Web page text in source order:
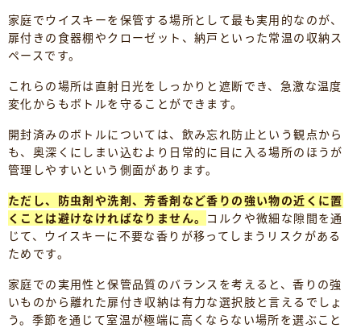
家庭でウイスキーを保管する場所として最も実用的なのが、
扉付きの食器棚やクローゼット、納戸といった常温の収納ス
ペースです。
これらの場所は直射日光をしっかりと遮断でき、急激な温度
変化からもボトルを守ることができます。
開封済みのボトルについては、飲み忘れ防止という観点から
も、奥深くにしまい込むより日常的に目に入る場所のほうが
管理しやすいという側面があります。
ただし、防虫剤や洗剤、芳香剤など香りの強い物の近くに置
くことは避けなければなりません。 コルクや微細な隙間を通
じて、ウイスキーに不要な香りが移ってしまうリスクがある
ためです。
家庭での実用性と保管品質のバランスを考えると、香りの強
いものから離れた扉付き収納は有力な選択肢と言えるでしょ
う。季節を通じて室温が極端に高くならない場所を選ぶこと